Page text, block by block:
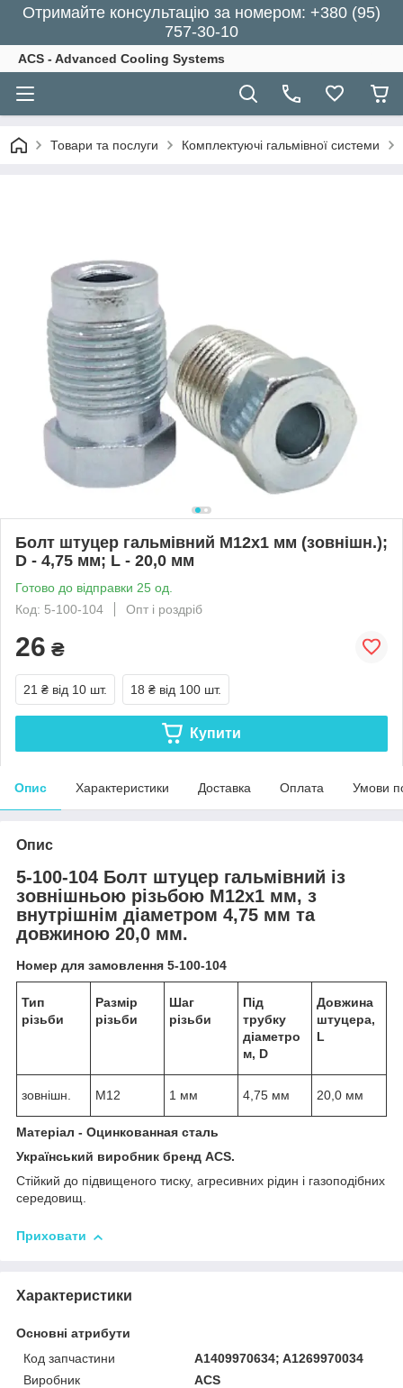
Отримайте консультацію за номером: +380 (95)
757-30-10
ACS - Advanced Cooling Systems
Товари та послуги Комплектуючі гальмівної системи
Болт штуцер гальмівний М12х1 мм (зовнішн.);
D - 4,75 мм; L - 20,0 мм
Готово до відправки 25 од.
Код: 5-100-104
Опт і роздріб
26 ₴
21 ₴ від 10 шт. 18 ₴ від 100 шт.
Купити
Опис Характеристики Доставка Оплата Умови
Опис
5-100-104 Болт штуцер гальмівний із
зовнішньою різьбою М12х1 мм, з
внутрішнім діаметром 4,75 мм та
довжиною 20,0 мм.
Номер для замовлення 5-100-104
Тип
різьби
Размiр
рiзьби
Шаг
рiзьби
Під
трубку
діаметро
м, D
Довжина
штуцера,
L
зовнішн. М12 1 мм 4,75 мм 20,0 мм
Матеріал - Оцинкованная сталь
Український виробник бренд ACS.
Стійкий до підвищеного тиску, агресивних рідин і газоподібних
середовищ.
Приховати
Характеристики
Основні атрибути
Код запчастини
A1409970634; A1269970034
Виробник
ACS